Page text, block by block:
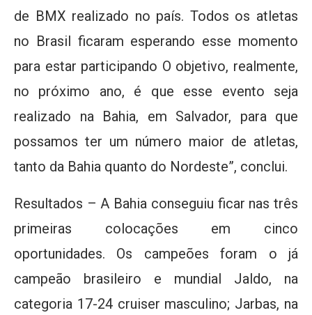
de BMX realizado no país. Todos os atletas
no Brasil ficaram esperando esse momento
para estar participando O objetivo, realmente,
no próximo ano, é que esse evento seja
realizado na Bahia, em Salvador, para que
possamos ter um número maior de atletas,
tanto da Bahia quanto do Nordeste”, conclui.
Resultados – A Bahia conseguiu ficar nas três
primeiras colocações em cinco
oportunidades. Os campeões foram o já
campeão brasileiro e mundial Jaldo, na
categoria 17-24 cruiser masculino; Jarbas, na